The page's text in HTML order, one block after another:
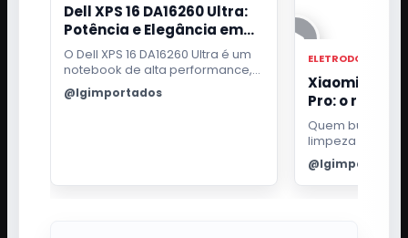
Dell XPS 16 DA16260 Ultra:
Potência e Elegância em
um Só Notebook
O Dell XPS 16 DA16260 Ultra é um
notebook de alta performance,
ideal para profissionais
exigentes. Com processador
@lgimportados
Xiaomi
Pro: o robô
passa pano
para a base
Quem busca
limpeza da
bom robô
fazer mais do
ambiente. Ele
@lgimportados